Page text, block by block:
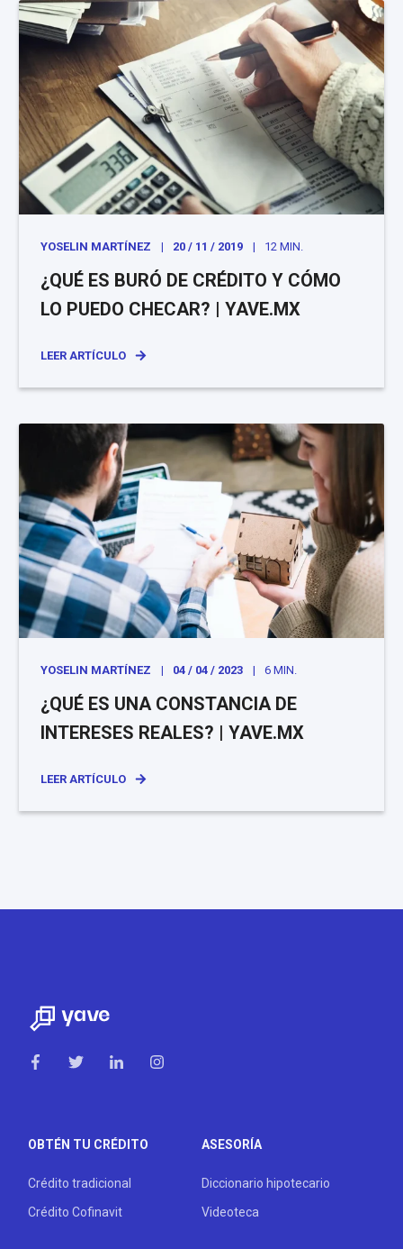
YOSELIN MARTÍNEZ 20 / 11 / 2019 12 MIN.
¿QUÉ ES BURÓ DE CRÉDITO Y CÓMO
LO PUEDO CHECAR? | YAVE.MX
LEER ARTÍCULO
YOSELIN MARTÍNEZ 04 / 04 / 2023 6 MIN.
¿QUÉ ES UNA CONSTANCIA DE
INTERESES REALES? | YAVE.MX
LEER ARTÍCULO
OBTÉN TU CRÉDITO
Crédito tradicional
Crédito Cofinavit
ASESORÍA
Diccionario hipotecario
Videoteca